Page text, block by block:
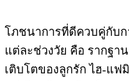
โภชนาการที่ดีควบคู่กับ
แต่ละช่วงวัย คือ รากฐา
เติบโตของลูกรัก ไฮ-แ